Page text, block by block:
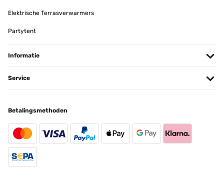
Amazon-Benutzer
Vertaal
Elektrische Terrasverwarmers
Partytent
Informatie
Service
Betalingsmethoden